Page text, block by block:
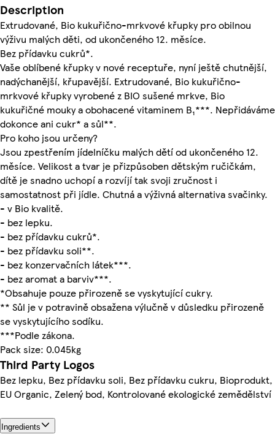
Description
Extrudované, Bio kukuřično-mrkvové křupky pro obilnou
výživu malých děti, od ukončeného 12. měsíce.
Bez přídavku cukrů*.
Vaše oblíbené křupky v nové receptuře, nyní ještě chutnější,
nadýchanější, křupavější. Extrudované, Bio kukuřično-
mrkvové křupky vyrobené z BIO sušené mrkve, Bio
kukuřičné mouky a obohacené vitaminem B₁***. Nepřidáváme
dokonce ani cukr* a sůl**.
Pro koho jsou určeny?
Jsou zpestřením jídelníčku malých dětí od ukončeného 12.
měsíce. Velikost a tvar je přizpůsoben dětským ručičkám,
dítě je snadno uchopí a rozvíjí tak svoji zručnost i
samostatnost při jídle. Chutná a výživná alternativa svačinky.
- v Bio kvalitě.
- bez lepku.
- bez přídavku cukrů*.
- bez přídavku soli**.
- bez konzervačních látek***.
- bez aromat a barviv***.
*Obsahuje pouze přirozeně se vyskytující cukry.
** Sůl je v potravině obsažena výlučně v důsledku přirozeně
se vyskytujícího sodíku.
***Podle zákona.
Pack size: 0.045kg
Third Party Logos
Bez lepku, Bez přídavku soli, Bez přídavku cukru, Bioprodukt,
EU Organic, Zelený bod, Kontrolované ekologické zemědělství
Ingredients